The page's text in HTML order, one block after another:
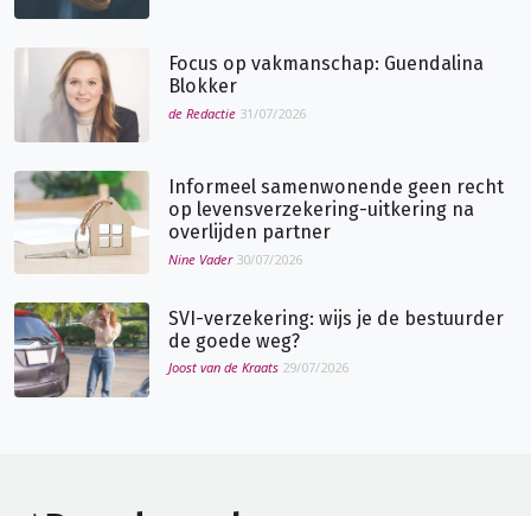
Focus op vakmanschap: Guendalina
Blokker
de Redactie 31/07/2026
Informeel samenwonende geen recht
op levensverzekering-uitkering na
overlijden partner
Nine Vader 30/07/2026
SVI-verzekering: wijs je de bestuurder
de goede weg?
Joost van de Kraats 29/07/2026